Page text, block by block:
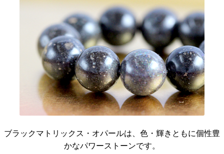
ブラックマトリックス・オパールは、色・輝きともに個性豊
かなパワーストーンです。